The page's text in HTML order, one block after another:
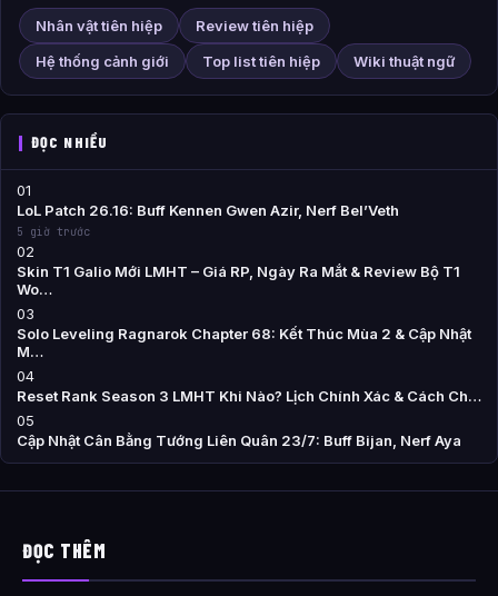
Nhân vật tiên hiệp
Review tiên hiệp
Hệ thống cảnh giới
Top list tiên hiệp Wiki thuật ngữ
ĐỌC NHIỀU
01
LoL Patch 26.16: Buff Kennen Gwen Azir, Nerf Bel’Veth
5 giờ trước
02
Skin T1 Galio Mới LMHT – Giá RP, Ngày Ra Mắt & Review Bộ T1
Wo…
03
Solo Leveling Ragnarok Chapter 68: Kết Thúc Mùa 2 & Cập Nhật
M…
04
Reset Rank Season 3 LMHT Khi Nào? Lịch Chính Xác & Cách Ch…
05
Cập Nhật Cân Bằng Tướng Liên Quân 23/7: Buff Bijan, Nerf Aya
ĐỌC THÊM